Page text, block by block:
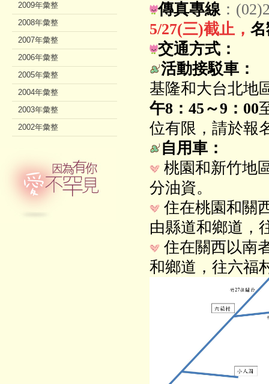
傳真專線：
5/27(三)截止，
交通方式：
活動接駁車：
基隆和大台北地
午8：45～9：00
位有限，請於報
自用車：
桃園和新竹地
分油資。
住在桃園和關
由縣道和鄉道，
住在關西以南
和鄉道，往六福
2009年彙整
2008年彙整
2007年彙整
2006年彙整
2005年彙整
2004年彙整
2003年彙整
2002年彙整